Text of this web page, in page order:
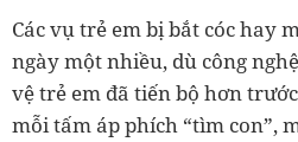
Các vụ trẻ em bị bắt cóc hay
ngày một nhiều, dù công
vệ trẻ em đã tiến bộ hơn
mỗi tấm áp phích “tìm con”,